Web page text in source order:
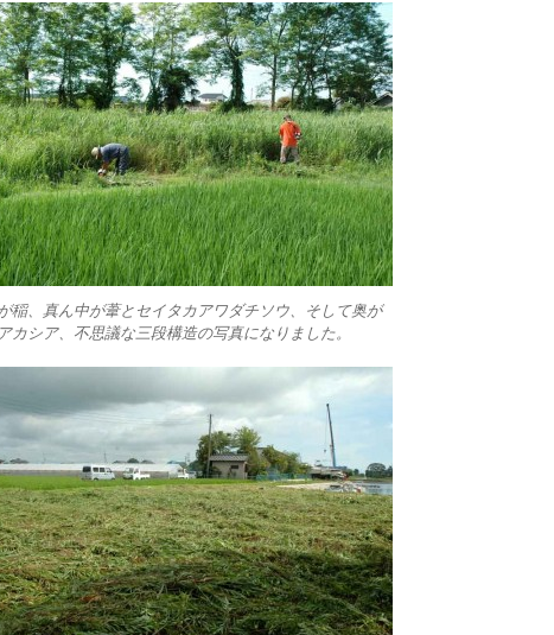
稲、真ん中が葦とセイタカアワダチソウ、そして奥が
カシア、不思議な三段構造の写真になりました。